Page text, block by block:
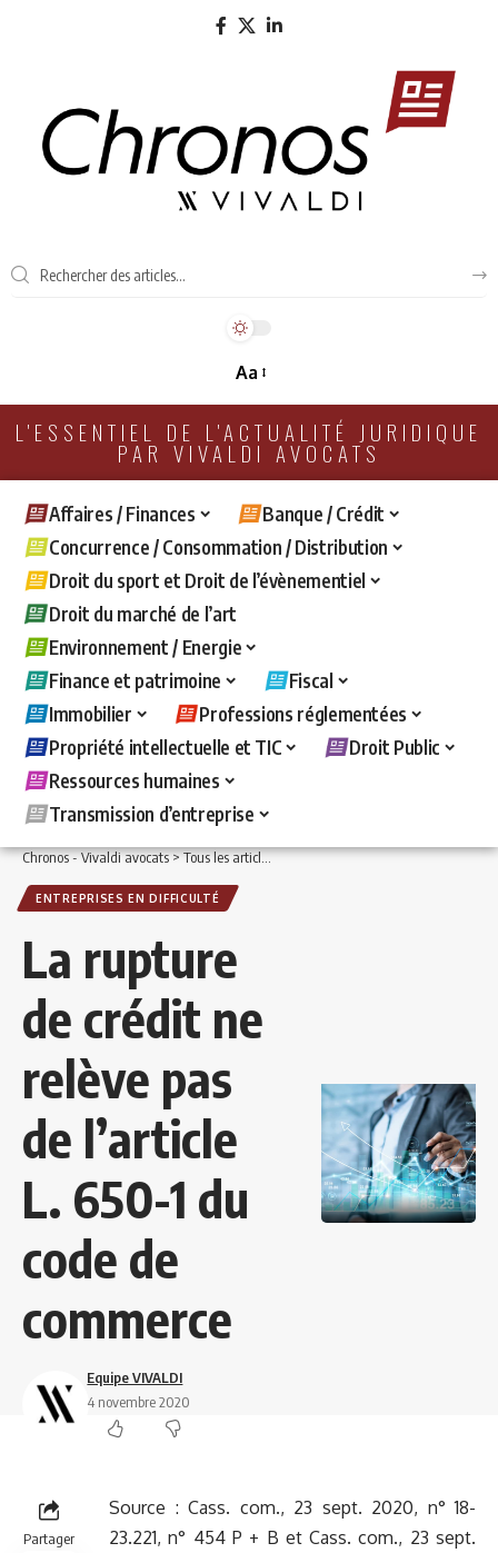
Aa
L'ESSENTIEL DE L'ACTUALITÉ JURIDIQUE
PAR VIVALDI AVOCATS
Affaires / Finances
Banque / Crédit
Concurrence / Consommation / Distribution
Droit du sport et Droit de l’évènementiel
Droit du marché de l’art
Environnement / Energie
Finance et patrimoine
Fiscal
Immobilier
Professions réglementées
Propriété intellectuelle et TIC
Droit Public
Ressources humaines
Transmission d’entreprise
Chronos - Vivaldi avocats>Tous les articles >Affaires / Finances>Entreprises en
ENTREPRISES EN DIFFICULTÉ
La rupture
de crédit ne
relève pas
de l’article
L. 650-1 du
code de
commerce
Equipe VIVALDI
4 novembre 2020
Partager
Source : Cass. com., 23 sept. 2020, n° 18-
23.221, n° 454 P + B etCass. com., 23 sept.